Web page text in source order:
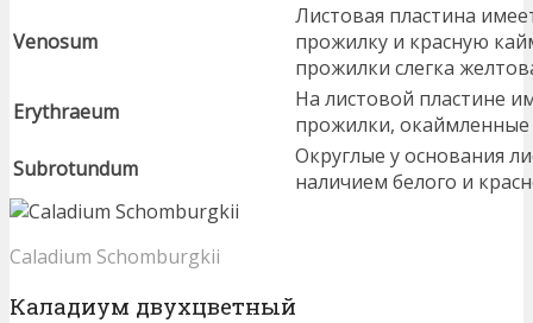
Venosum
Листовая пластина
прожилку и красную
прожилки слегка
Erythraeum
На листовой пластине
прожилки,
Subrotundum
Округлые у основания
наличием белого и
Caladium Schomburgkii
Каладиум двухцветный